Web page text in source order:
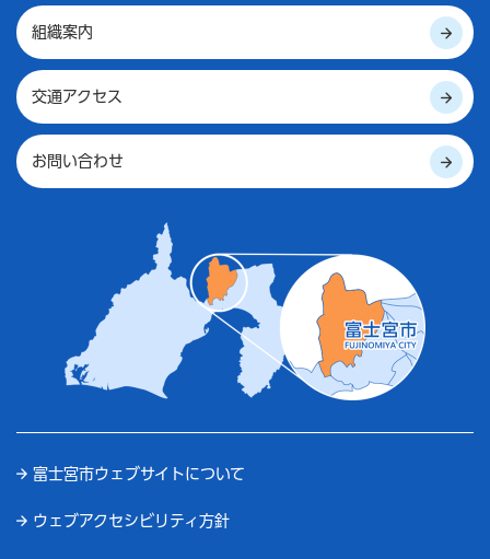
組織案内
交通アクセス
お問い合わせ
富士宮市ウェブサイトについて
ウェブアクセシビリティ方針